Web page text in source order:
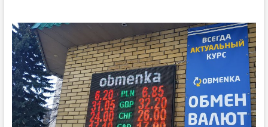
и
нитки
вытянул
из
терминалов
50
тысяч